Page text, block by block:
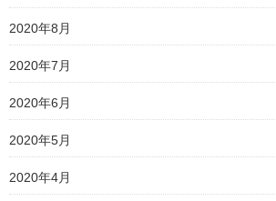
2020年8月
2020年7月
2020年6月
2020年5月
2020年4月